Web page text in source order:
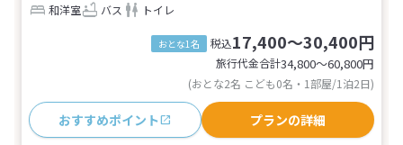
和洋室
バス トイレ
おとな1名 税込17,400～30,400円
旅行代金合計34,800〜60,800円
(おとな2名 こども0名・1部屋/1泊2日)
おすすめポイント プランの詳細